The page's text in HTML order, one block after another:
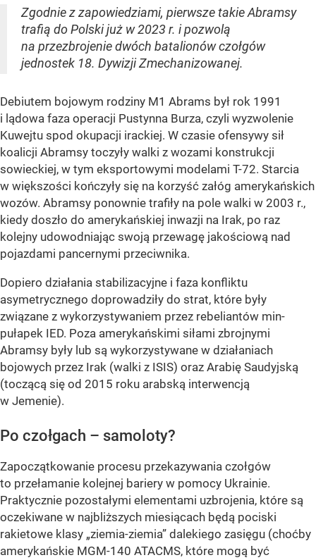
Zgodnie z zapowiedziami, pierwsze takie Abramsy
trafią do Polski już w 2023 r. i pozwolą
na przezbrojenie dwóch batalionów czołgów
jednostek 18. Dywizji Zmechanizowanej.
Debiutem bojowym rodziny M1 Abrams był rok 1991
i lądowa faza operacji Pustynna Burza, czyli wyzwolenie
Kuwejtu spod okupacji irackiej. W czasie ofensywy sił
koalicji Abramsy toczyły walki z wozami konstrukcji
sowieckiej, w tym eksportowymi modelami T-72. Starcia
w większości kończyły się na korzyść załóg amerykańskich
wozów. Abramsy ponownie trafiły na pole walki w 2003 r.,
kiedy doszło do amerykańskiej inwazji na Irak, po raz
kolejny udowodniając swoją przewagę jakościową nad
pojazdami pancernymi przeciwnika.
Dopiero działania stabilizacyjne i faza konfliktu
asymetrycznego doprowadziły do strat, które były
związane z wykorzystywaniem przez rebeliantów min-
pułapek IED. Poza amerykańskimi siłami zbrojnymi
Abramsy były lub są wykorzystywane w działaniach
bojowych przez Irak (walki z ISIS) oraz Arabię Saudyjską
(toczącą się od 2015 roku arabską interwencją
w Jemenie).
Po czołgach – samoloty?
Zapoczątkowanie procesu przekazywania czołgów
to przełamanie kolejnej bariery w pomocy Ukrainie.
Praktycznie pozostałymi elementami uzbrojenia, które są
oczekiwane w najbliższych miesiącach będą pociski
rakietowe klasy „ziemia-ziemia” dalekiego zasięgu (choćby
amerykańskie MGM-140 ATACMS, które mogą być